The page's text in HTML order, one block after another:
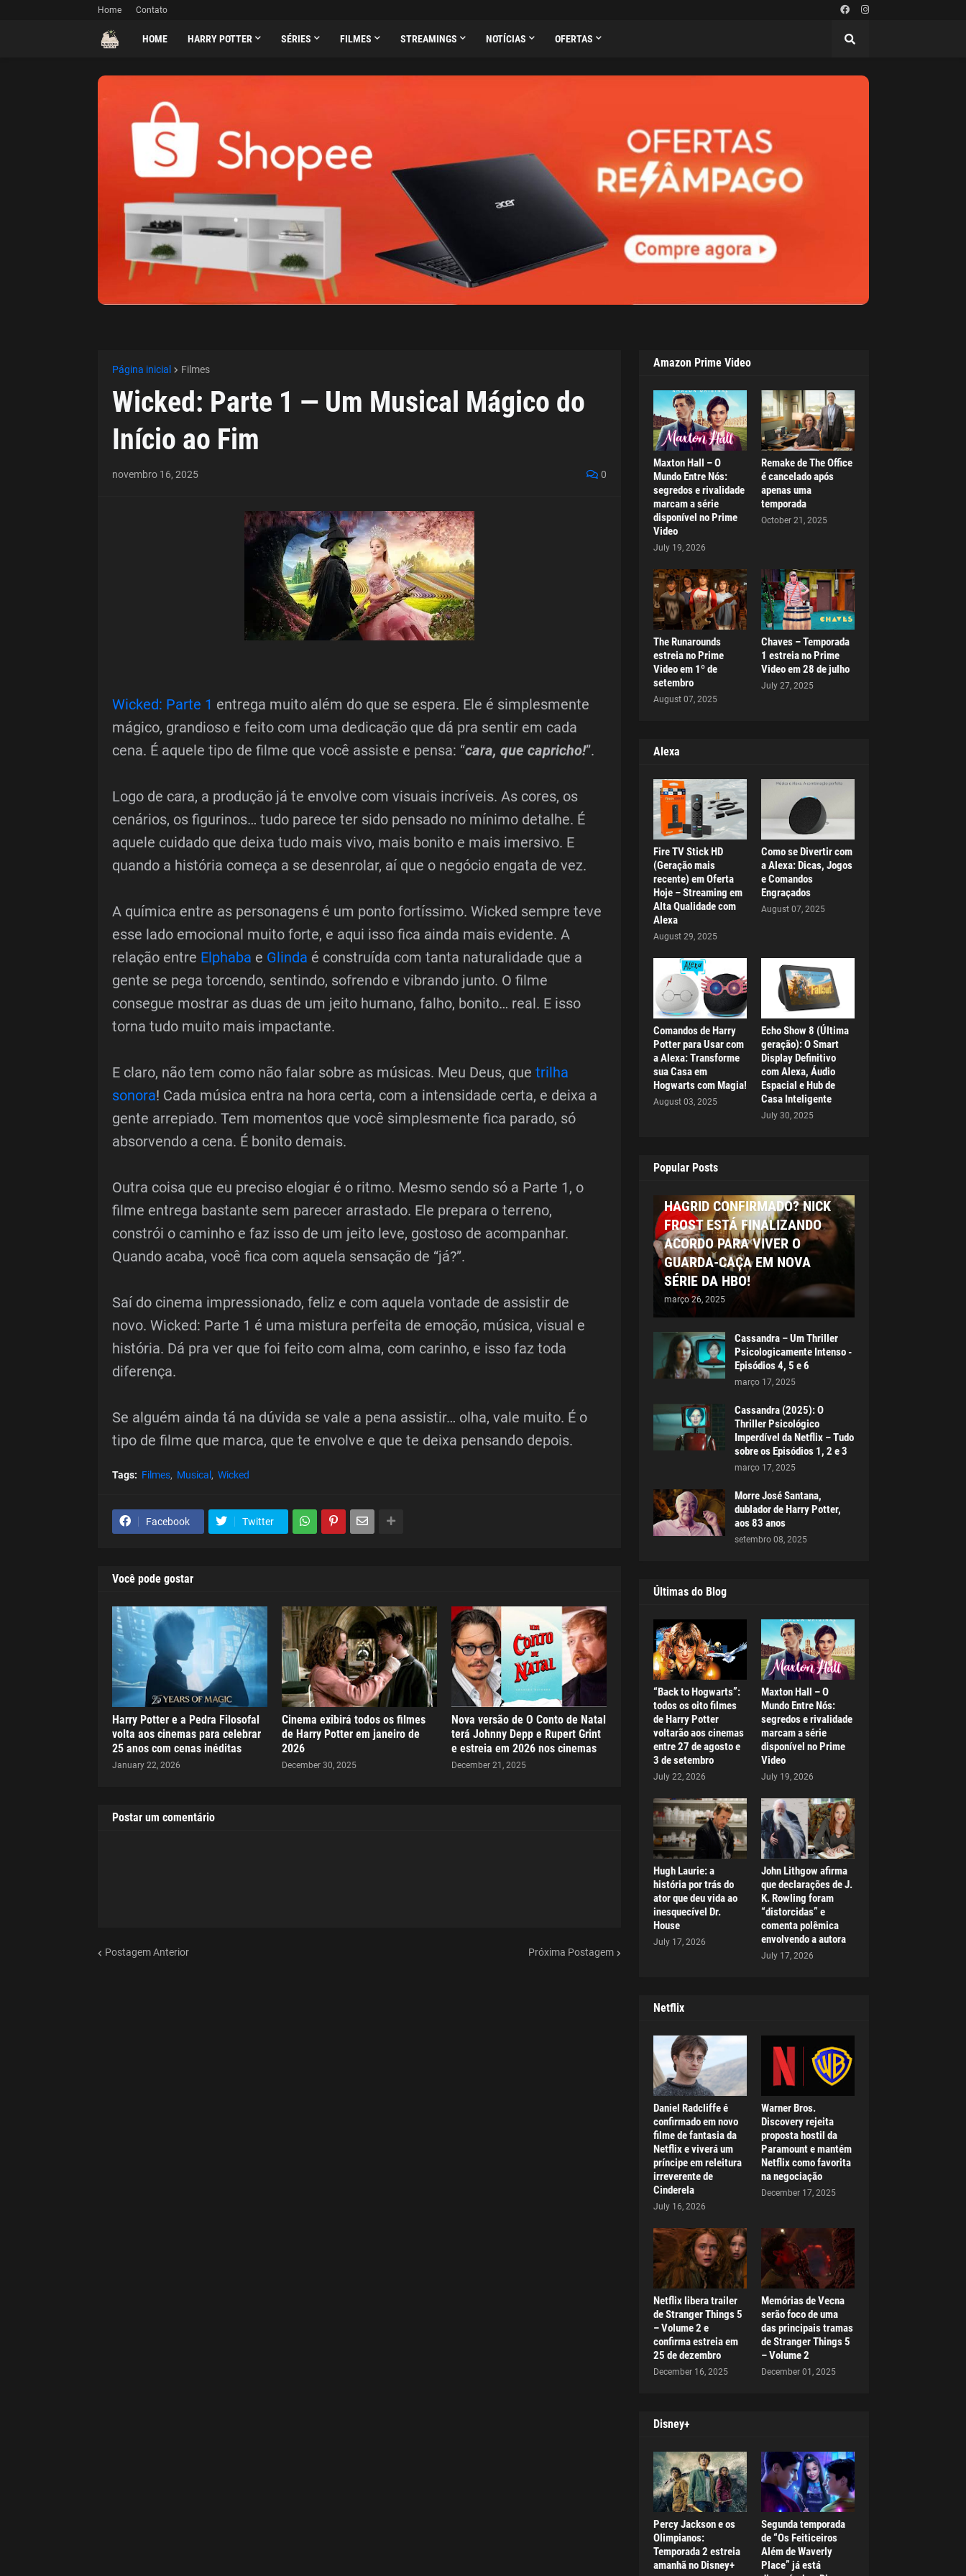
Home Contato
HOME HARRY POTTER SÉRIES FILMES STREAMINGS NOTÍCIAS OFERTAS
Página inicial Filmes
Wicked: Parte 1 — Um Musical Mágico do
Início ao Fim
novembro 16, 2025 0
Wicked: Parte 1 entrega muito além do que se espera. Ele é simplesmente
mágico, grandioso e feito com uma dedicação que dá pra sentir em cada
cena. É aquele tipo de filme que você assiste e pensa: “cara, que capricho!”.
Logo de cara, a produção já te envolve com visuais incríveis. As cores, os
cenários, os figurinos… tudo parece ter sido pensado no mínimo detalhe. É
aquele cuidado que deixa tudo mais vivo, mais bonito e mais imersivo. E
quando a história começa a se desenrolar, aí que o negócio engata de vez.
A química entre as personagens é um ponto fortíssimo. Wicked sempre teve
esse lado emocional muito forte, e aqui isso fica ainda mais evidente. A
relação entre Elphaba e Glinda é construída com tanta naturalidade que a
gente se pega torcendo, sentindo, sofrendo e vibrando junto. O filme
consegue mostrar as duas de um jeito humano, falho, bonito… real. E isso
torna tudo muito mais impactante.
E claro, não tem como não falar sobre as músicas. Meu Deus, que trilha
sonora! Cada música entra na hora certa, com a intensidade certa, e deixa a
gente arrepiado. Tem momentos que você simplesmente fica parado, só
absorvendo a cena. É bonito demais.
Outra coisa que eu preciso elogiar é o ritmo. Mesmo sendo só a Parte 1, o
filme entrega bastante sem parecer arrastado. Ele prepara o terreno,
constrói o caminho e faz isso de um jeito leve, gostoso de acompanhar.
Quando acaba, você fica com aquela sensação de “já?”.
Saí do cinema impressionado, feliz e com aquela vontade de assistir de
novo. Wicked: Parte 1 é uma mistura perfeita de emoção, música, visual e
história. Dá pra ver que foi feito com alma, com carinho, e isso faz toda
diferença.
Se alguém ainda tá na dúvida se vale a pena assistir… olha, vale muito. É o
tipo de filme que marca, que te envolve e que te deixa pensando depois.
Tags: Filmes Musical Wicked
Facebook Twitter
Você pode gostar
Harry Potter e a Pedra Filosofal
volta aos cinemas para celebrar
25 anos com cenas inéditas
January 22, 2026
Cinema exibirá todos os filmes
de Harry Potter em janeiro de
2026
December 30, 2025
Nova versão de O Conto de Natal
terá Johnny Depp e Rupert Grint
e estreia em 2026 nos cinemas
December 21, 2025
Postar um comentário
Postagem Anterior Próxima Postagem
Amazon Prime Video
Maxton Hall – O
Mundo Entre Nós:
segredos e rivalidade
marcam a série
disponível no Prime
Video
July 19, 2026
Remake de The Office
é cancelado após
apenas uma
temporada
October 21, 2025
The Runarounds
estreia no Prime
Video em 1º de
setembro
August 07, 2025
Chaves – Temporada
1 estreia no Prime
Video em 28 de julho
July 27, 2025
Alexa
Fire TV Stick HD
(Geração mais
recente) em Oferta
Hoje – Streaming em
Alta Qualidade com
Alexa
August 29, 2025
Como se Divertir com
a Alexa: Dicas, Jogos
e Comandos
Engraçados
August 07, 2025
Comandos de Harry
Potter para Usar com
a Alexa: Transforme
sua Casa em
Hogwarts com Magia!
August 03, 2025
Echo Show 8 (Última
geração): O Smart
Display Definitivo
com Alexa, Áudio
Espacial e Hub de
Casa Inteligente
July 30, 2025
Popular Posts
HAGRID CONFIRMADO? NICK
FROST ESTÁ FINALIZANDO
ACORDO PARA VIVER O
GUARDA-CAÇA EM NOVA
SÉRIE DA HBO!
março 26, 2025
Cassandra – Um Thriller
Psicologicamente Intenso -
Episódios 4, 5 e 6
março 17, 2025
Cassandra (2025): O
Thriller Psicológico
Imperdível da Netflix – Tudo
sobre os Episódios 1, 2 e 3
março 17, 2025
Morre José Santana,
dublador de Harry Potter,
aos 83 anos
setembro 08, 2025
Últimas do Blog
“Back to Hogwarts”:
todos os oito filmes
de Harry Potter
voltarão aos cinemas
entre 27 de agosto e
3 de setembro
July 22, 2026
Maxton Hall – O
Mundo Entre Nós:
segredos e rivalidade
marcam a série
disponível no Prime
Video
July 19, 2026
Hugh Laurie: a
história por trás do
ator que deu vida ao
inesquecível Dr.
House
July 17, 2026
John Lithgow afirma
que declarações de J.
K. Rowling foram
“distorcidas” e
comenta polêmica
envolvendo a autora
July 17, 2026
Netflix
Daniel Radcliffe é
confirmado em novo
filme de fantasia da
Netflix e viverá um
príncipe em releitura
irreverente de
Cinderela
July 16, 2026
Warner Bros.
Discovery rejeita
proposta hostil da
Paramount e mantém
Netflix como favorita
na negociação
December 17, 2025
Netflix libera trailer
de Stranger Things 5
– Volume 2 e
confirma estreia em
25 de dezembro
December 16, 2025
Memórias de Vecna
serão foco de uma
das principais tramas
de Stranger Things 5
– Volume 2
December 01, 2025
Disney+
Percy Jackson e os
Olimpianos:
Temporada 2 estreia
amanhã no Disney+
Segunda temporada
de “Os Feiticeiros
Além de Waverly
Place” já está